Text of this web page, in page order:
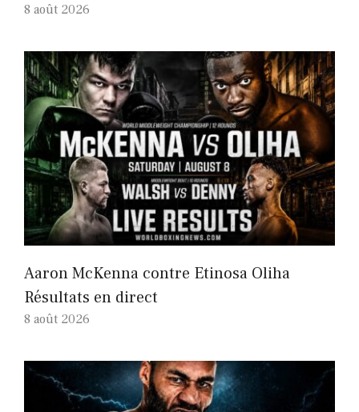
8 août 2026
Aaron McKenna contre Etinosa Oliha
Résultats en direct
8 août 2026